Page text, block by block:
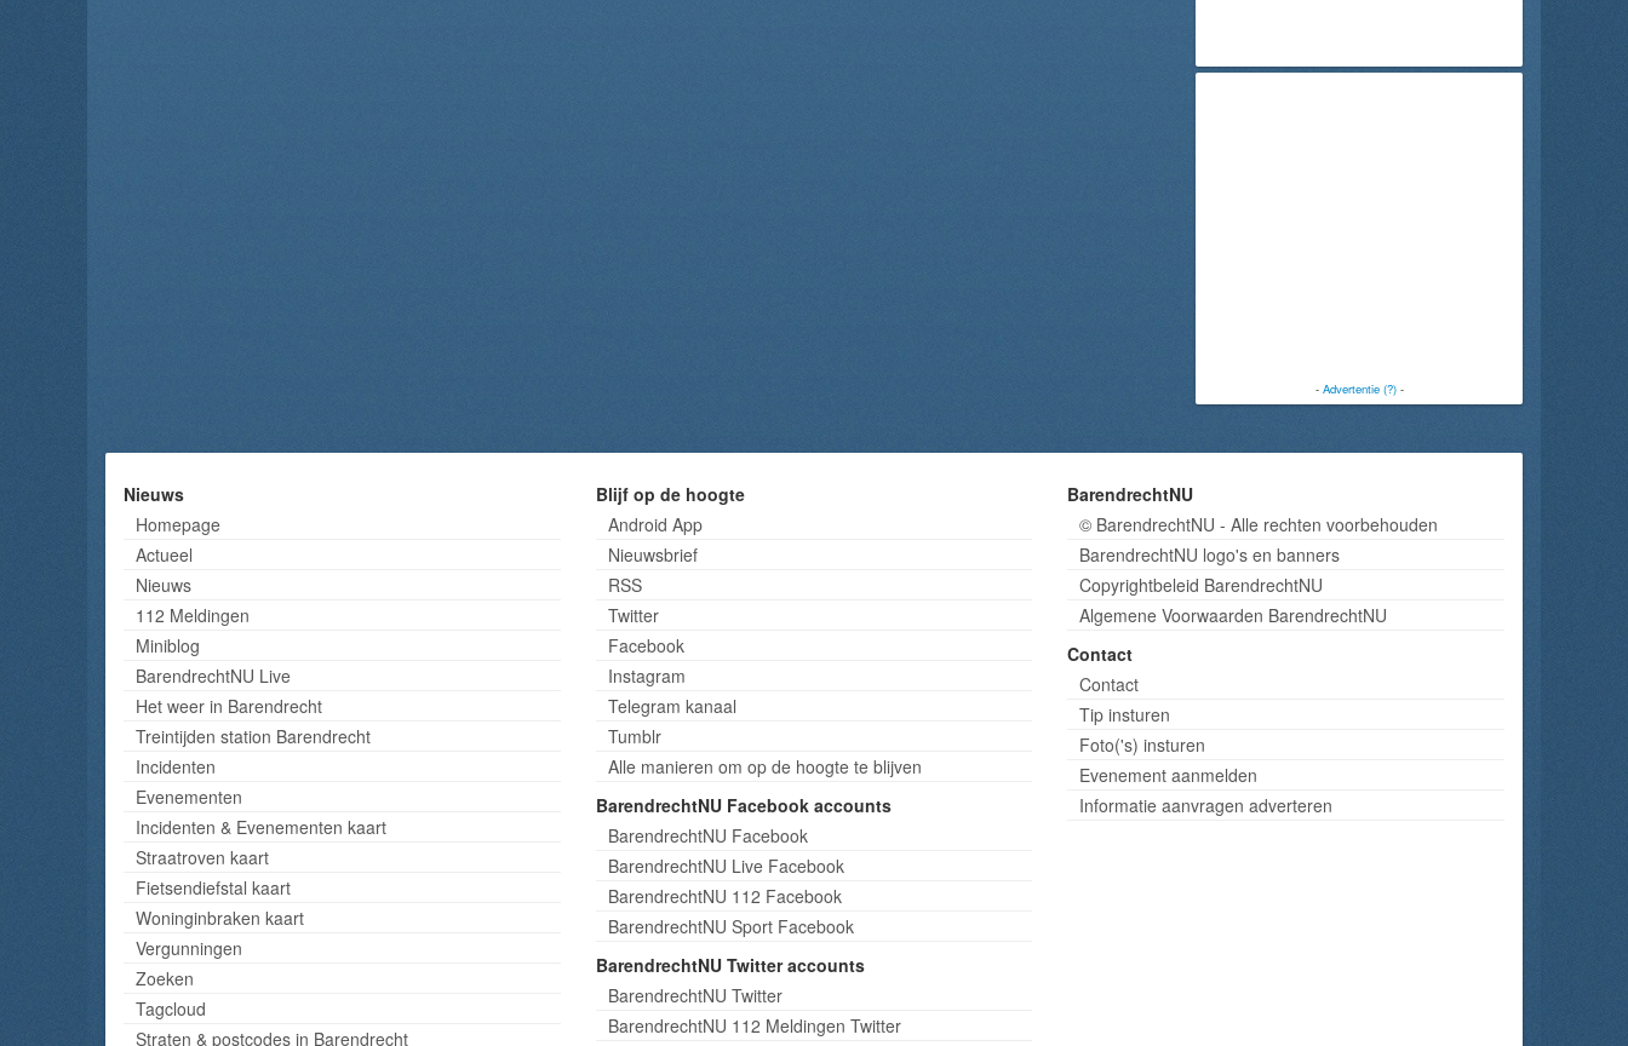
- Advertentie (?)-
Nieuws
Homepage
Actueel
Nieuws
112 Meldingen
Miniblog
BarendrechtNU Live
Het weer in Barendrecht
Treintijden station Barendrecht
Incidenten
Evenementen
Incidenten & Evenementen kaart
Straatroven kaart
Fietsendiefstal kaart
Woninginbraken kaart
Vergunningen
Zoeken
Tagcloud
Straten & postcodes in Barendrecht
Blijf op de hoogte
Android App
Nieuwsbrief
RSS
Twitter
Facebook
Instagram
Telegram kanaal
Tumblr
Alle manieren om op de hoogte te blijven
BarendrechtNU Facebook accounts
BarendrechtNU Facebook
BarendrechtNU Live Facebook
BarendrechtNU 112 Facebook
BarendrechtNU Sport Facebook
BarendrechtNU Twitter accounts
BarendrechtNU Twitter
BarendrechtNU 112 Meldingen Twitter
BarendrechtNU
© BarendrechtNU - Alle rechten voorbehouden
BarendrechtNU logo's en banners
Copyrightbeleid BarendrechtNU
Algemene Voorwaarden BarendrechtNU
Contact
Contact
Tip insturen
Foto('s) insturen
Evenement aanmelden
Informatie aanvragen adverteren